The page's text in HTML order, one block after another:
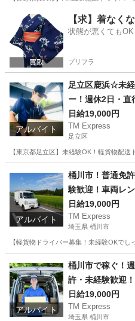
長野 佐久市 ドライバー
【求】着なく
状態が悪くても
プリフラ
アルバイト
足立区鹿浜☆未
ー！週休2日・直
日給19,000円
TM Express
足立区
【東京都足立区】未経験OK！軽貨物配
ドライバー 社用
アルバイト
桶川市！普通免
験歓迎！車両レ
日給19,000円
TM Express
埼玉県 桶川市
【軽貨物ドライバー募集！未経験OKで
ドライバー 社
アルバイト
桶川市で稼ぐ！
許・未経験歓迎！
日給19,000円
TM Express
埼玉県 桶川市